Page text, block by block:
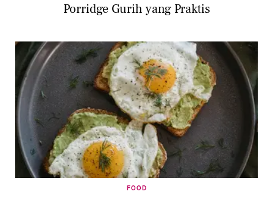
Porridge Gurih yang Praktis
FOOD